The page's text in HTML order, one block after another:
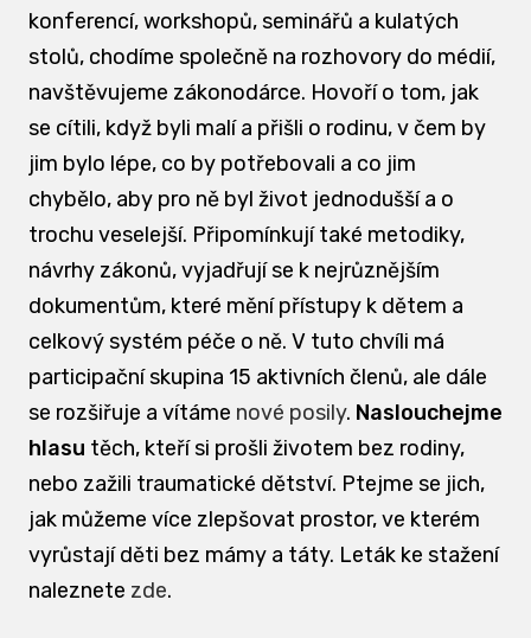
konferencí, workshopů, seminářů a kulatých
stolů, chodíme společně na rozhovory do médií,
navštěvujeme zákonodárce. Hovoří o tom, jak
se cítili, když byli malí a přišli o rodinu, v čem by
jim bylo lépe, co by potřebovali a co jim
chybělo, aby pro ně byl život jednodušší a o
trochu veselejší. Připomínkují také metodiky,
návrhy zákonů, vyjadřují se k nejrůznějším
dokumentům, které mění přístupy k dětem a
celkový systém péče o ně. V tuto chvíli má
participační skupina 15 aktivních členů, ale dále
se rozšiřuje a vítáme nové posily. Naslouchejme
hlasu těch, kteří si prošli životem bez rodiny,
nebo zažili traumatické dětství. Ptejme se jich,
jak můžeme více zlepšovat prostor, ve kterém
vyrůstají děti bez mámy a táty. Leták ke stažení
naleznete zde.